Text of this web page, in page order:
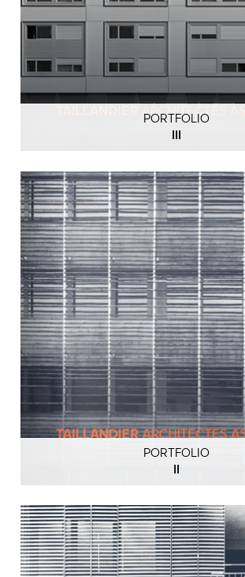
PORTFOLIO
PORTFOLIO